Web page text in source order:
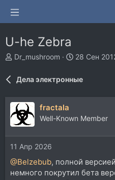
U-he Zebra
А
о
р
т
е
м
Dr_mushroom
Д
н
28 Сен
Дела электронные
fractala
Well-Known Member
11 Апр 2026
@Belzebub, полной
немного покрутил бета